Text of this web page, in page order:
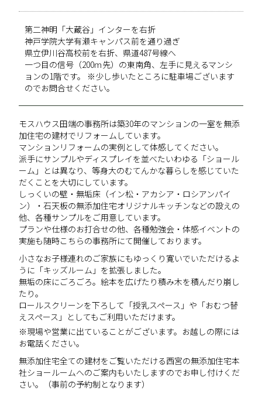
第二神明「大蔵谷」インターを右折
神戸学院大学有瀬キャンパス前を通り過ぎ
県立伊川谷高校前を右折、県道487号線へ
一つ目の信号（200ｍ先）の東南角、左手に見えるマンシ
ョンの1階です。 ※少し歩いたところに駐車場ございます
のでお問合せください。
モスハウス田端の事務所は築30年のマンションの一室を無添
加住宅の建材でリフォームしています。
マンションリフォームの実例として体感してください。
派手にサンプルやディスプレイを並べたいわゆる「ショール
ーム」とは異なり、等身大のむてんかな暮らしを感じていた
だくことを大切にしています。
しっくいの壁・無垢床（イン松・アカシア・ロシアンパイ
ン）・石天板の無添加住宅オリジナルキッチンなどの設えの
他、各種サンプルをご用意しています。
プランや仕様のお打合せの他、各種勉強会・体感イベントの
実施も随時こちらの事務所にて開催しております。
小さなお子様連れのご家族にもゆっくり寛いでいただけるよ
うに「キッズルーム」を拡張しました。
無垢の床にごろごろ。絵本を広げたり積み木を積んだり崩し
たり。
ロールスクリーンを下ろして「授乳スペース」や「おむつ替
えスペース」としてもご利用いただけます。
※現場や営業に出ていることがございます。お越しの際には
お電話ください。
無添加住宅全ての建材をご覧いただける西宮の無添加住宅本
社ショールームへのご案内もいたしますのでお申し付けくだ
さい。（事前の予約制となります）